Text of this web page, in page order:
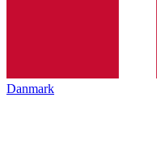
Danmark